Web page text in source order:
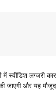
स्वीडिश लग्जरी
जाएगी और यह